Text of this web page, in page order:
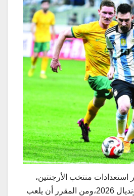
استعدادات منتخب الأرجنتين،
للتصفيات المؤهلة لمونديال 2026،ومن المقرر أن يلعب